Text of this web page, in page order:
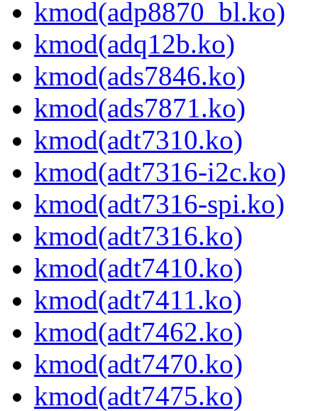
kmod(adp8870_bl.ko)
kmod(adq12b.ko)
kmod(ads7846.ko)
kmod(ads7871.ko)
kmod(adt7310.ko)
kmod(adt7316-i2c.ko)
kmod(adt7316-spi.ko)
kmod(adt7316.ko)
kmod(adt7410.ko)
kmod(adt7411.ko)
kmod(adt7462.ko)
kmod(adt7470.ko)
kmod(adt7475.ko)